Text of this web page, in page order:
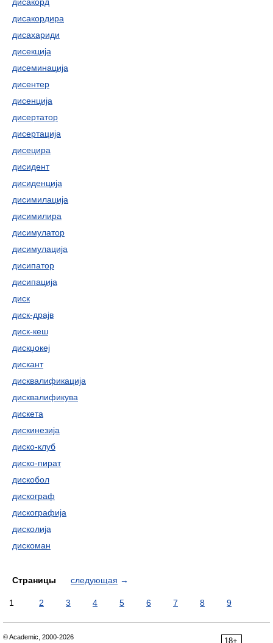
дисакордира
дисахариди
дисекција
дисеминација
дисентер
дисенција
дисертатор
дисертација
дисецира
дисидент
дисиденција
дисимилација
дисимилира
дисимулатор
дисимулација
дисипатор
дисипација
диск
диск-драјв
диск-кеш
дискџокеј
дискант
дисквалификација
дисквалификува
дискета
дискинезија
диско-клуб
диско-пират
дискобол
дискограф
дискографија
дисколија
дискоман
Страницы следующая →
1 2 3 4 5 6 7 8 9
18+
© Academic, 2000-2026